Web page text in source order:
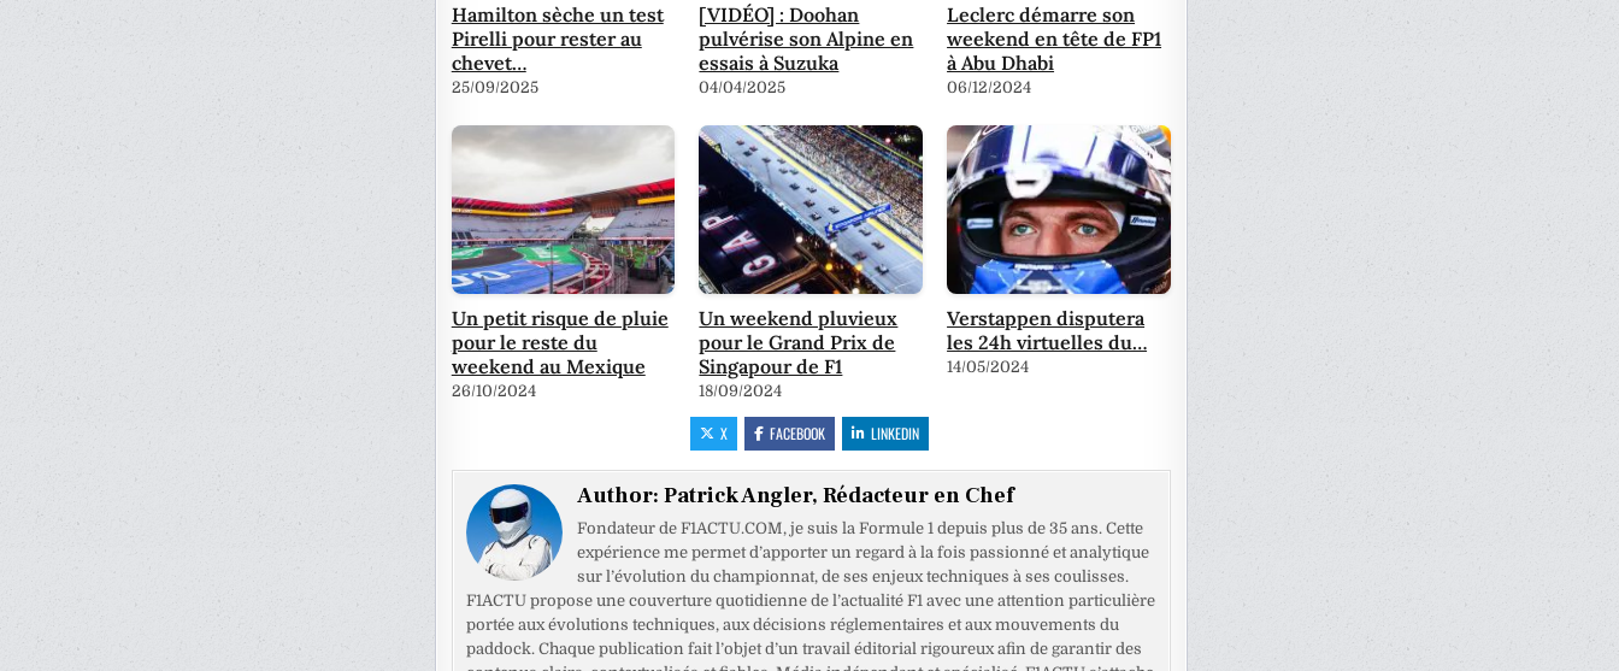
Hamilton sèche un test
Pirelli pour rester au
chevet…
25/09/2025
[VIDÉO] : Doohan
pulvérise son Alpine en
essais à Suzuka
04/04/2025
Leclerc démarre son
weekend en tête de FP1
à Abu Dhabi
06/12/2024
Un petit risque de pluie
pour le reste du
weekend au Mexique
26/10/2024
Un weekend pluvieux
pour le Grand Prix de
Singapour de F1
18/09/2024
Verstappen disputera
les 24h virtuelles du…
14/05/2024
X FACEBOOK LINKEDIN
Author: Patrick Angler, Rédacteur en Chef
Fondateur de F1ACTU.COM, je suis la Formule 1 depuis plus de 35 ans. Cette
expérience me permet d’apporter un regard à la fois passionné et analytique
sur l’évolution du championnat, de ses enjeux techniques à ses coulisses.
F1ACTU propose une couverture quotidienne de l’actualité F1 avec une attention particulière
portée aux évolutions techniques, aux décisions réglementaires et aux mouvements du
paddock. Chaque publication fait l’objet d’un travail éditorial rigoureux afin de garantir des